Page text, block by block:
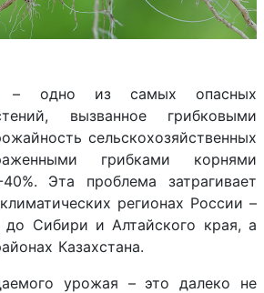
– одно из самых опасных
вызванное грибковыми
сельскохозяйственных
грибками корнями
Эта проблема затрагивает
регионах России –
Сибири и Алтайского края, а
Казахстана.
урожая – это далеко не